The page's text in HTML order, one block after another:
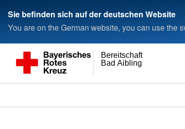
Sie befinden sich auf der deutschen Website
You are on the German website, you can use the
Bad Aibling
Bereitschaft